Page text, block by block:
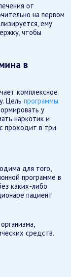
от
на первом
ему
чтобы
в
комплексное
Цель программы
у
наркотик и
проходит в три
для того,
программе в
каких-либо
пациент
средств.